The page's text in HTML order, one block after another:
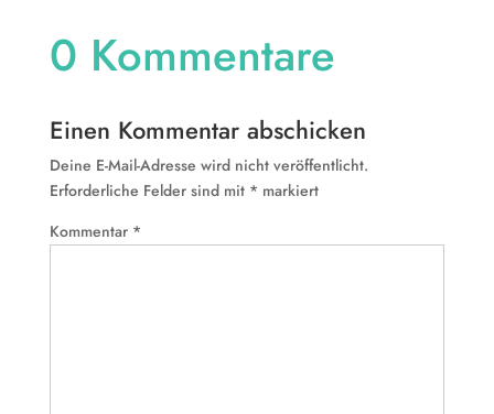
0 Kommentare
Einen Kommentar abschicken
Deine E-Mail-Adresse wird nicht veröffentlicht.
Erforderliche Felder sind mit * markiert
Kommentar *